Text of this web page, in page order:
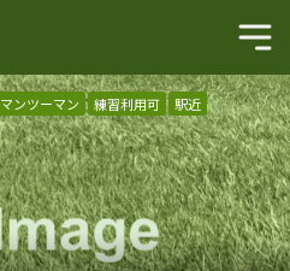
マンツーマン 練習利用可 駅近